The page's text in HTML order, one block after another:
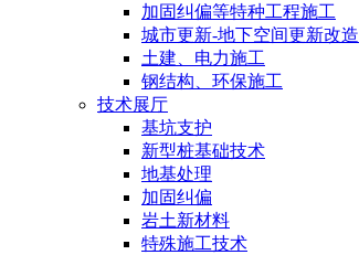
加固纠偏等特种工程施工
城市更新-地下空间更新改造
土建、电力施工
钢结构、环保施工
技术展厅
基坑支护
新型桩基础技术
地基处理
加固纠偏
岩土新材料
特殊施工技术